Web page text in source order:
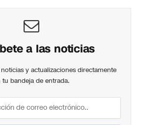
a las noticias
y actualizaciones directamente
tu bandeja de entrada.